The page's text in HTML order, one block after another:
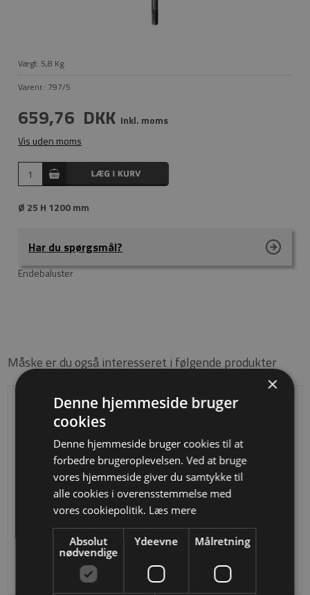
Vægt: 5,8 Kg.
Varenr.: 797/5
659,76 DKK Inkl. moms
Vis uden moms
Ø 25 H 1200 mm
Har du spørgsmål?
Endebaluster
Måske er du også interesseret i følgende produkter
Baluster i smedejern
DKK 237,73
Baluster i smedejern
DKK 245,81
×
Denne hjemmeside bruger
cookies
Denne hjemmeside bruger cookies til at
forbedre brugeroplevelsen. Ved at bruge
vores hjemmeside giver du samtykke til
alle cookies i overensstemmelse med
vores cookiepolitik. Læs mere
Absolut
nødvendige
Ydeevne Målretning